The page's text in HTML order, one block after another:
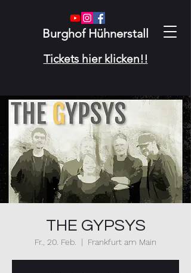
Burghof Hühnerstall
Tickets hier klicken!!
THE GYPSYS
Fr., 20. Feb.
  |
Frankfurt am Main